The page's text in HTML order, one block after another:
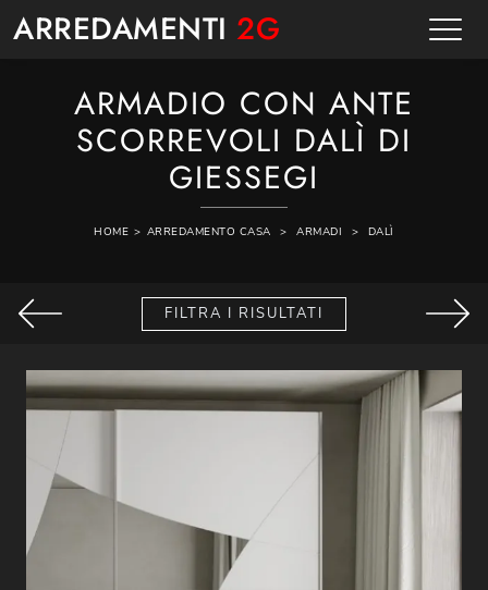
ARREDAMENTI 2G
ARMADIO CON ANTE
SCORREVOLI DALÌ DI
GIESSEGI
HOME > ARREDAMENTO CASA > ARMADI > DALÌ
FILTRA I RISULTATI